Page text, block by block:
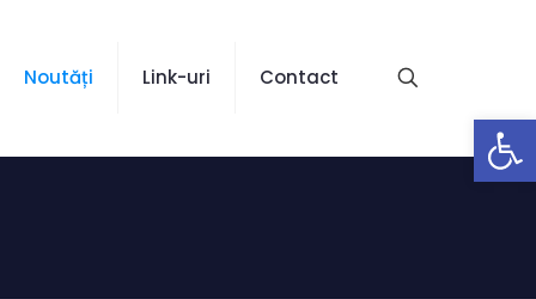
Noutăți Link-uri Contact